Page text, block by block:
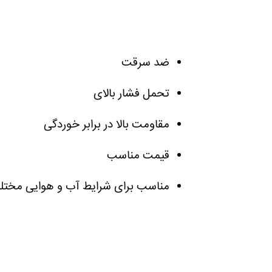
ضد سرقت
تحمل فشار بالای
مقاومت بالا در برابر خوردگی
قیمت مناسب
مناسب برای شرایط آب و هوایی